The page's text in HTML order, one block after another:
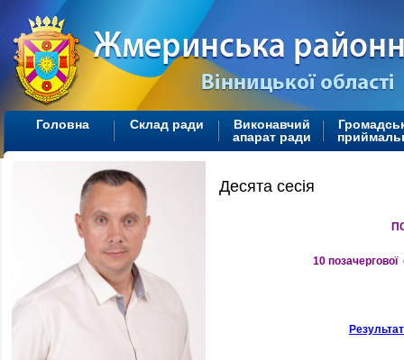
Головна Склад ради
Виконавчий
апарат ради
Десята сесія
10 позачергової